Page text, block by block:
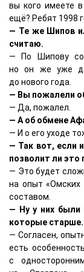
вы кого имеете в
ещё? Ребят 1998
— Те же Шипов
считаю.
— По Шипову
но он же уже
до нового года.
— Вы пожалели
— Да, пожалел.
— А об обмене
— И о его уходе
— Так вот, если
позволит ли это
— Это будет
на опыт
составом.
— Ну у них были
которые старше.
— Согласен,
есть
с